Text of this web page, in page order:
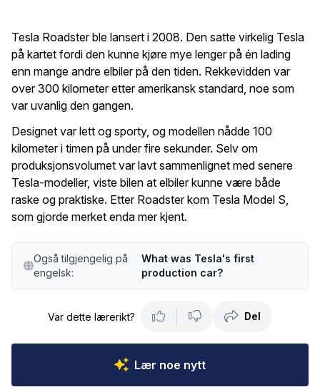
Tesla Roadster ble lansert i 2008. Den satte virkelig Tesla
på kartet fordi den kunne kjøre mye lenger på én lading
enn mange andre elbiler på den tiden. Rekkevidden var
over 300 kilometer etter amerikansk standard, noe som
var uvanlig den gangen.
Designet var lett og sporty, og modellen nådde 100
kilometer i timen på under fire sekunder. Selv om
produksjonsvolumet var lavt sammenlignet med senere
Tesla-modeller, viste bilen at elbiler kunne være både
raske og praktiske. Etter Roadster kom Tesla Model S,
som gjorde merket enda mer kjent.
Også tilgjengelig på
engelsk:
What was Tesla's first
production car?
Var dette lærerikt? Del
Lær noe nytt